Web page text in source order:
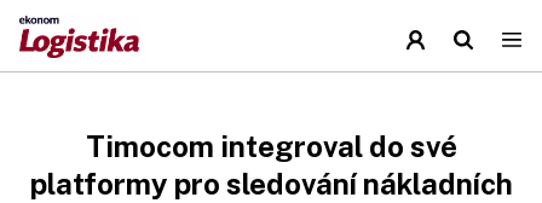
Timocom integroval do své
platformy pro sledování nákladních